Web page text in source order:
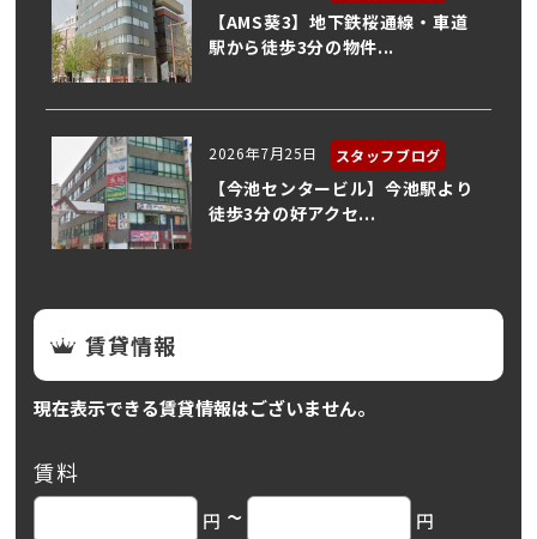
【AMS葵3】地下鉄桜通線・車道
駅から徒歩3分の物件...
2026年7月25日 スタッフブログ
【今池センタービル】今池駅より
徒歩3分の好アクセ...
賃貸情報
現在表示できる賃貸情報はございません。
賃料
円 ~ 円